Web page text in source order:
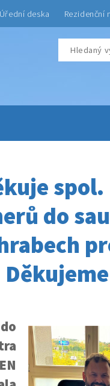
Úřední deska Rezidenční
do